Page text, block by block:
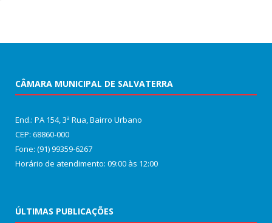
CÂMARA MUNICIPAL DE SALVATERRA
End.: PA 154, 3ª Rua, Bairro Urbano
CEP: 68860‑000
Fone: (91) 99359-6267
Horário de atendimento: 09:00 às 12:00
ÚLTIMAS PUBLICAÇÕES